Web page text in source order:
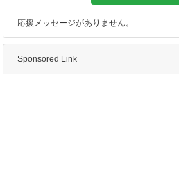
応援メッセージがありません。
Sponsored Link